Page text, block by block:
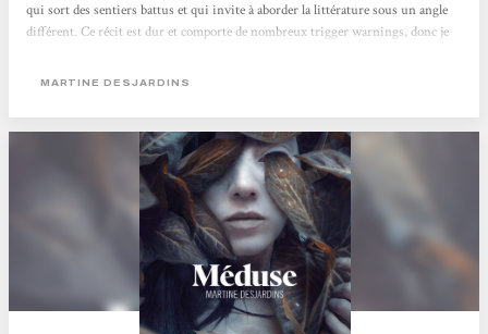
qui sort des sentiers battus et qui invite à aborder la littérature sous un angle
différent. Ce récit est dur et comporte de nombreux trigger warnings, donc je
traite ici de la violence et de la conduite féminine avec une froideur et un
protagoniste principale...
MARTINE DESJARDINS